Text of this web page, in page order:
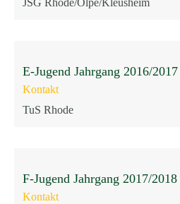
JSG Rhode/Olpe/Kleusheim
E-Jugend Jahrgang 2016/2017
Kontakt
TuS Rhode
F-Jugend Jahrgang 2017/2018
Kontakt